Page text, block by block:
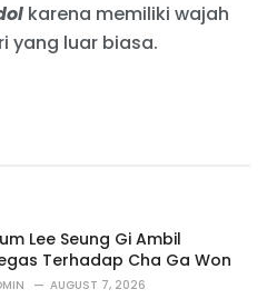
karena memiliki wajah
yang luar biasa.
Lee Seung Gi Ambil
Terhadap Cha Ga Won
AUGUST 7, 2026